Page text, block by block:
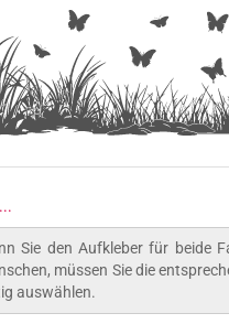
Sie den Aufkleber für beide
müssen Sie die
auswählen.